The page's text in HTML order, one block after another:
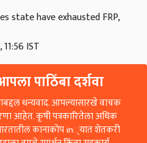
state have exhausted FRP,
IST
पाठिंबा दर्शवा
धन्यवाद. आपल्यासारखे वाचक
आहेत. कृषी पत्रकारितेला अधिक
कानाकोप in्यात शेतकरी